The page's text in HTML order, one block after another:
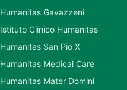
Humanitas Gavazzeni
Istituto Clinico Humanitas
Humanitas San Pio X
Humanitas Medical Care
Humanitas Mater Domini